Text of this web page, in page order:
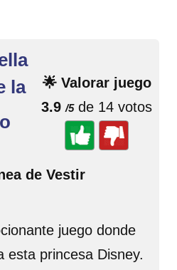
🌟 Valorar juego
3.9 /5de 14 votos
la
de Vestir
juego donde
esta princesa Disney.